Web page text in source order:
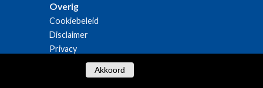
Akkoord
Overig
Cookiebeleid
Disclaimer
Privacy